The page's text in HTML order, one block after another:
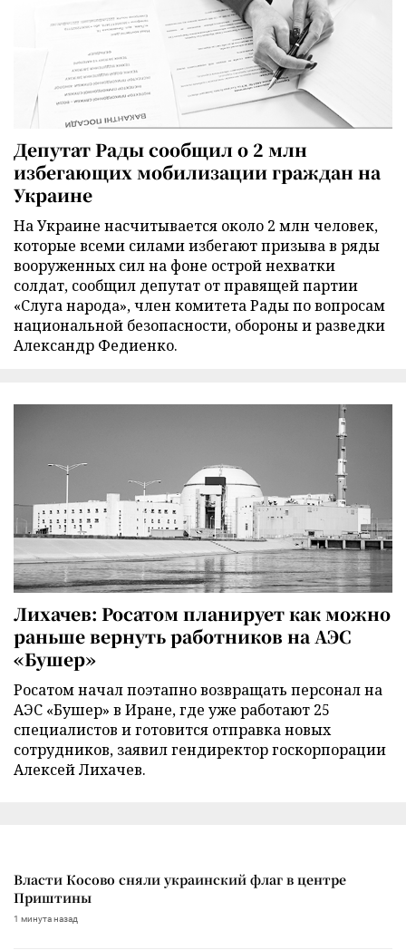
Депутат Рады сообщил о 2 млн
избегающих мобилизации граждан на
Украине
На Украине насчитывается около 2 млн человек,
которые всеми силами избегают призыва в ряды
вооруженных сил на фоне острой нехватки
солдат, сообщил депутат от правящей партии
«Слуга народа», член комитета Рады по вопросам
национальной безопасности, обороны и разведки
Александр Федиенко.
Лихачев: Росатом планирует как можно
раньше вернуть работников на АЭС
«Бушер»
Росатом начал поэтапно возвращать персонал на
АЭС «Бушер» в Иране, где уже работают 25
специалистов и готовится отправка новых
сотрудников, заявил гендиректор госкорпорации
Алексей Лихачев.
Власти Косово сняли украинский флаг в центре
Приштины
1 минута назад